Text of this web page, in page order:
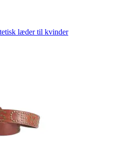
læder til kvinder